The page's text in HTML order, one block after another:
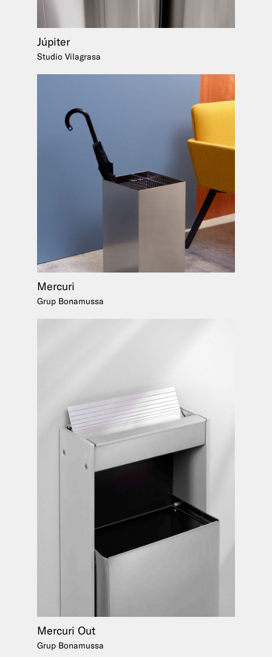
Júpiter
Studio Vilagrasa
Mercuri
Grup Bonamussa
Mercuri Out
Grup Bonamussa